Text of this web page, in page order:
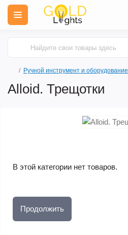
Ручной инструмент и оборудование
Alloid. Трещотки
В этой категории нет товаров.
Продолжить